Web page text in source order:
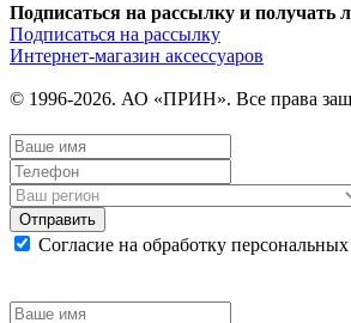
Подписаться на рассылку и получать
Подписаться на рассылку
Интернет-магазин аксессуаров
© 1996-2026. АО «ПРИН». Все права
Отправить
Согласие на обработку